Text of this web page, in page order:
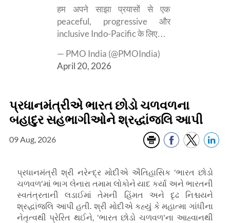
हम अपने साझा प्रयासों से एक
peaceful, progressive और
inclusive Indo-Pacific के लिए…
— PMO India (@PMOIndia)
April 20, 2026
પ્રધાનમંત્રીએ ભારત છોડો ચળવળના
બહાદુર સહભાગીઓને શ્રદ્ધાંજલિ આપી
09 Aug, 2026
પ્રધાનમંત્રી શ્રી નરેન્દ્ર મોદીએ ઐતિહાસિક 'ભારત છોડો
ચળવળ'માં ભાગ લેનારા તમામ લોકોને યાદ કર્યા અને ભારતની
સ્વતંત્રતાની લડાઈમાં તેમની હિંમત અને દૃઢ નિશ્ચયને
શ્રદ્ધાંજલિ આપી હતી. શ્રી મોદીએ કહ્યું કે મહાત્મા ગાંધીના
નેતૃત્વથી પ્રેરિત થઈને, 'ભારત છોડો ચળવળ'ના આહ્વાનથી